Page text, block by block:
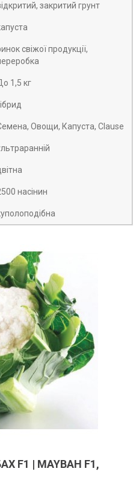
закритий грунт
свіжої продукції,
1,5 кг
Овощи, Капуста, Clause
насінин
F1 | MAYBAH F1,